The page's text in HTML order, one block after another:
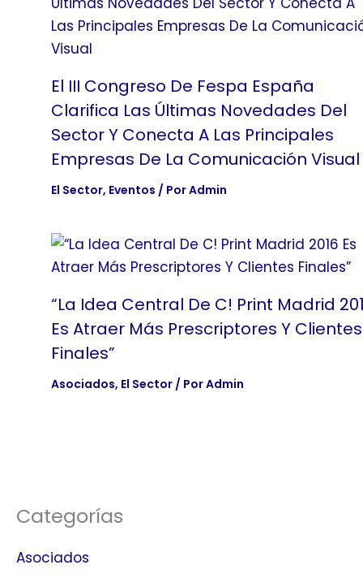
El III Congreso De Fespa España
Clarifica Las Últimas Novedades Del
Sector Y Conecta A Las Principales
Empresas De La Comunicación Visual
El Sector, Eventos / PorAdmin
“La Idea Central De C! Print Madrid
Es Atraer Más Prescriptores Y Clientes
Finales”
Asociados, El Sector/ PorAdmin
Categorías
Asociados